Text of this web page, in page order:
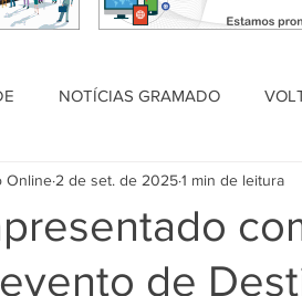
NOTÍCIAS GRAMADO
PODCAST DESTAQUE POLÍTICO
de
Online 2 de set. de 20251 min de leitura